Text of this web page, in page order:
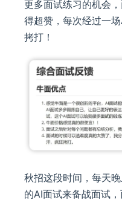
更多面试练习的机会
得超赞，每次经过一
拷打！
秋招这段时间，每天
的AI面试来备战面试